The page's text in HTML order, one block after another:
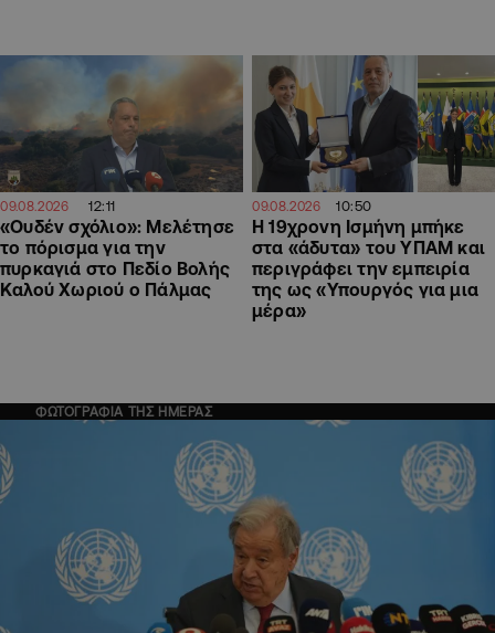
09.08.2026 12:11
«Ουδέν σχόλιο»: Μελέτησε
το πόρισμα για την
πυρκαγιά στο Πεδίο Βολής
Καλού Χωριού ο Πάλμας
09.08.2026 10:50
Η 19χρονη Ισμήνη μπήκε
στα «άδυτα» του ΥΠΑΜ και
περιγράφει την εμπειρία
της ως «Υπουργός για μια
μέρα»
ΦΩΤΟΓΡΑΦΙΑ ΤΗΣ ΗΜΕΡΑΣ